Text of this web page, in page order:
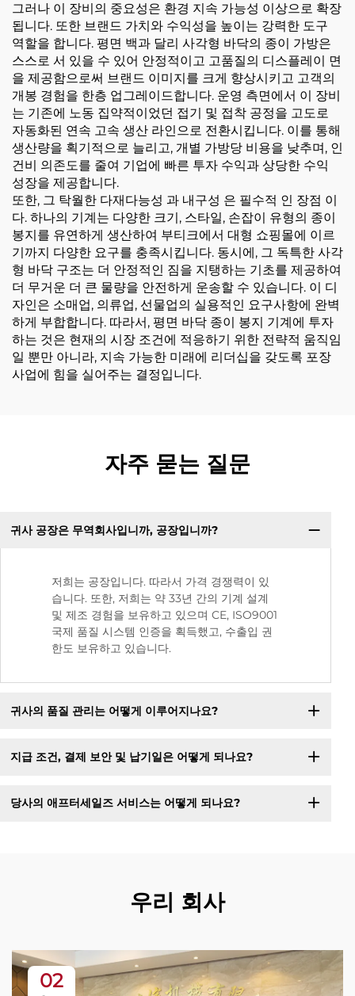
그러나 이 장비의 중요성은 환경 지속 가능성 이상으로 확장
됩니다. 또한 브랜드 가치와 수익성을 높이는 강력한 도구
역할을 합니다. 평면 백과 달리 사각형 바닥의 종이 가방은
스스로 서 있을 수 있어 안정적이고 고품질의 디스플레이 면
을 제공함으로써 브랜드 이미지를 크게 향상시키고 고객의
개봉 경험을 한층 업그레이드합니다. 운영 측면에서 이 장비
는 기존에 노동 집약적이었던 접기 및 접착 공정을 고도로
자동화된 연속 고속 생산 라인으로 전환시킵니다. 이를 통해
생산량을 획기적으로 늘리고, 개별 가방당 비용을 낮추며, 인
건비 의존도를 줄여 기업에 빠른 투자 수익과 상당한 수익
성장을 제공합니다.
또한, 그 탁월한 다재다능성 과 내구성 은 필수적 인 장점 이
다. 하나의 기계는 다양한 크기, 스타일, 손잡이 유형의 종이
봉지를 유연하게 생산하여 부티크에서 대형 쇼핑몰에 이르
기까지 다양한 요구를 충족시킵니다. 동시에, 그 독특한 사각
형 바닥 구조는 더 안정적인 짐을 지탱하는 기초를 제공하여
더 무거운 더 큰 물량을 안전하게 운송할 수 있습니다. 이 디
자인은 소매업, 의류업, 선물업의 실용적인 요구사항에 완벽
하게 부합합니다. 따라서, 평면 바닥 종이 봉지 기계에 투자
하는 것은 현재의 시장 조건에 적응하기 위한 전략적 움직임
일 뿐만 아니라, 지속 가능한 미래에 리더십을 갖도록 포장
사업에 힘을 실어주는 결정입니다.
자주 묻는 질문
귀사 공장은 무역회사입니까, 공장입니까?
저희는 공장입니다. 따라서 가격 경쟁력이 있
습니다. 또한, 저희는 약 33년 간의 기계 설계
및 제조 경험을 보유하고 있으며 CE, ISO9001
국제 품질 시스템 인증을 획득했고, 수출입 권
한도 보유하고 있습니다.
귀사의 품질 관리는 어떻게 이루어지나요?
지급 조건, 결제 보안 및 납기일은 어떻게 되나요?
당사의 애프터세일즈 서비스는 어떻게 되나요?
우리 회사
02